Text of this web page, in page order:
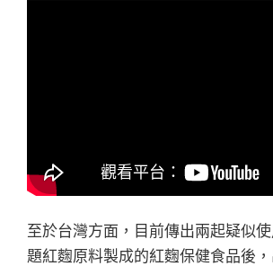
至於台灣方面，目前傳出兩起疑似
題紅麴原料製成的紅麴保健食品後